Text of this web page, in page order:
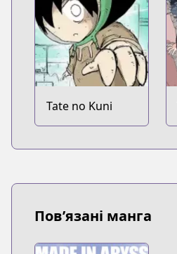
Tate no Kuni
Пов’язані манга